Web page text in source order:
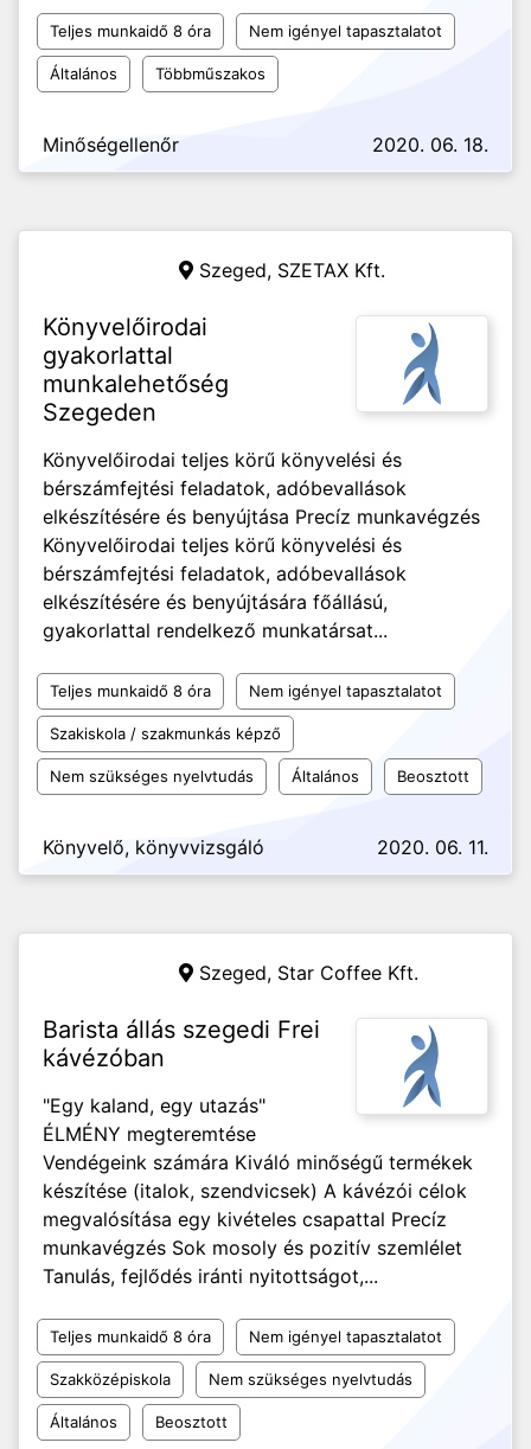
Teljes munkaidő 8 óra Nem igényel tapasztalatot
Általános Többműszakos
Minőségellenőr 2020. 06. 18.
Szeged, SZETAX Kft.
Könyvelőirodai
gyakorlattal
munkalehetőség
Szegeden
Könyvelőirodai teljes körű könyvelési és
bérszámfejtési feladatok, adóbevallások
elkészítésére és benyújtása Precíz munkavégzés
Könyvelőirodai teljes körű könyvelési és
bérszámfejtési feladatok, adóbevallások
elkészítésére és benyújtására főállású,
gyakorlattal rendelkező munkatársat...
Teljes munkaidő 8 óra Nem igényel tapasztalatot
Szakiskola / szakmunkás képző
Nem szükséges nyelvtudás Általános Beosztott
Könyvelő, könyvvizsgáló 2020. 06. 11.
Szeged, Star Coffee Kft.
Barista állás szegedi Frei
kávézóban
"Egy kaland, egy utazás"
ÉLMÉNY megteremtése
Vendégeink számára Kiváló minőségű termékek
készítése (italok, szendvicsek) A kávézói célok
megvalósítása egy kivételes csapattal Precíz
munkavégzés Sok mosoly és pozitív szemlélet
Tanulás, fejlődés iránti nyitottságot,...
Teljes munkaidő 8 óra Nem igényel tapasztalatot
Szakközépiskola Nem szükséges nyelvtudás
Általános Beosztott